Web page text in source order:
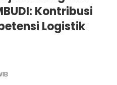
Kontribusi
Logistik